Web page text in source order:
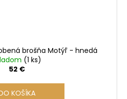
brošňa Motýľ - hnedá
(1 ks)
52 €
KOŠÍKA